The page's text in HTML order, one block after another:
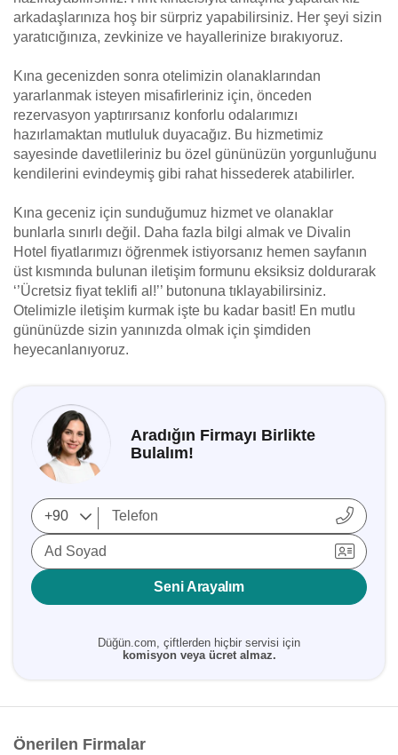
arkadaşlarınıza hoş bir sürpriz yapabilirsiniz. Her şeyi sizin
yaratıcığınıza, zevkinize ve hayallerinize bırakıyoruz.
Kına gecenizden sonra otelimizin olanaklarından
yararlanmak isteyen misafirleriniz için, önceden
rezervasyon yaptırırsanız konforlu odalarımızı
hazırlamaktan mutluluk duyacağız. Bu hizmetimiz
sayesinde davetlileriniz bu özel gününüzün yorgunluğunu
kendilerini evindeymiş gibi rahat hissederek atabilirler.
Kına geceniz için sunduğumuz hizmet ve olanaklar
bunlarla sınırlı değil. Daha fazla bilgi almak ve Divalin
Hotel fiyatlarımızı öğrenmek istiyorsanız hemen sayfanın
üst kısmında bulunan iletişim formunu eksiksiz doldurarak
‘’Ücretsiz fiyat teklifi al!’’ butonuna tıklayabilirsiniz.
Otelimizle iletişim kurmak işte bu kadar basit! En mutlu
gününüzde sizin yanınızda olmak için şimdiden
heyecanlanıyoruz.
Aradığın Firmayı Birlikte
Bulalım!
Ad Soyad
Seni Arayalım
Düğün.com, çiftlerden hiçbir servisi için
komisyon veya ücret almaz.
Önerilen Firmalar